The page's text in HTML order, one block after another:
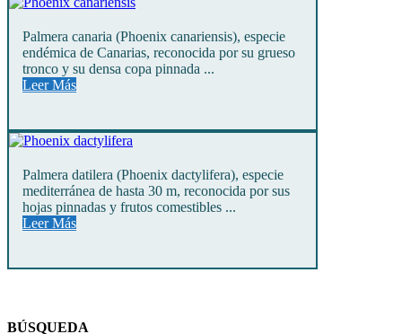
Palmera canaria (Phoenix canariensis), especie
endémica de Canarias, reconocida por su grueso
tronco y su densa copa pinnada ...
Leer Más
Palmera datilera (Phoenix dactylifera), especie
mediterránea de hasta 30 m, reconocida por sus
hojas pinnadas y frutos comestibles ...
Leer Más
BÚSQUEDA